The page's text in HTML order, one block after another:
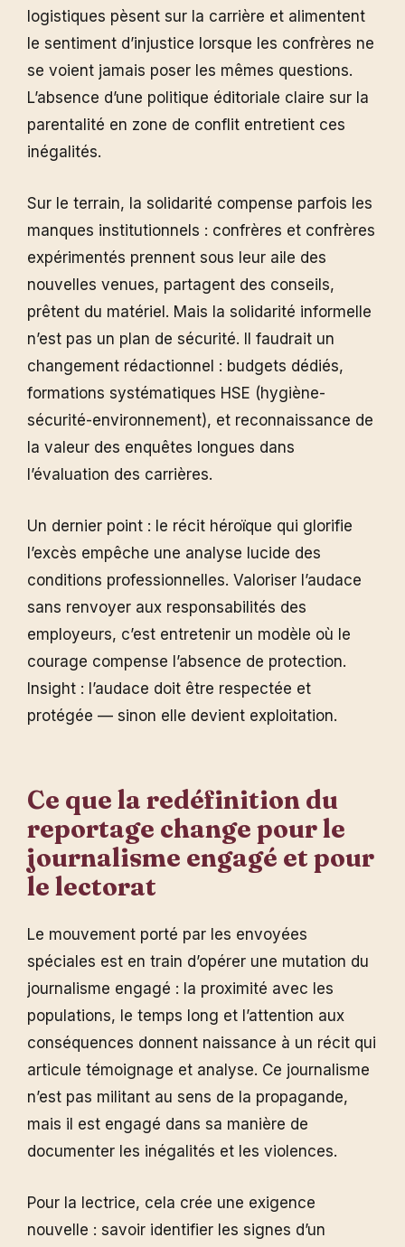
logistiques pèsent sur la carrière et alimentent
le sentiment d’injustice lorsque les confrères ne
se voient jamais poser les mêmes questions.
L’absence d’une politique éditoriale claire sur la
parentalité en zone de conflit entretient ces
inégalités.
Sur le terrain, la solidarité compense parfois les
manques institutionnels : confrères et confrères
expérimentés prennent sous leur aile des
nouvelles venues, partagent des conseils,
prêtent du matériel. Mais la solidarité informelle
n’est pas un plan de sécurité. Il faudrait un
changement rédactionnel : budgets dédiés,
formations systématiques HSE (hygiène-
sécurité-environnement), et reconnaissance de
la valeur des enquêtes longues dans
l’évaluation des carrières.
Un dernier point : le récit héroïque qui glorifie
l’excès empêche une analyse lucide des
conditions professionnelles. Valoriser l’audace
sans renvoyer aux responsabilités des
employeurs, c’est entretenir un modèle où le
courage compense l’absence de protection.
Insight : l’audace doit être respectée et
protégée — sinon elle devient exploitation.
Ce que la redéfinition du
reportage change pour le
journalisme engagé et pour
le lectorat
Le mouvement porté par les envoyées
spéciales est en train d’opérer une mutation du
journalisme engagé : la proximité avec les
populations, le temps long et l’attention aux
conséquences donnent naissance à un récit qui
articule témoignage et analyse. Ce journalisme
n’est pas militant au sens de la propagande,
mais il est engagé dans sa manière de
documenter les inégalités et les violences.
Pour la lectrice, cela crée une exigence
nouvelle : savoir identifier les signes d’un